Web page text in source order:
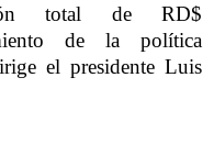
total de RD$
de la política
el presidente Luis